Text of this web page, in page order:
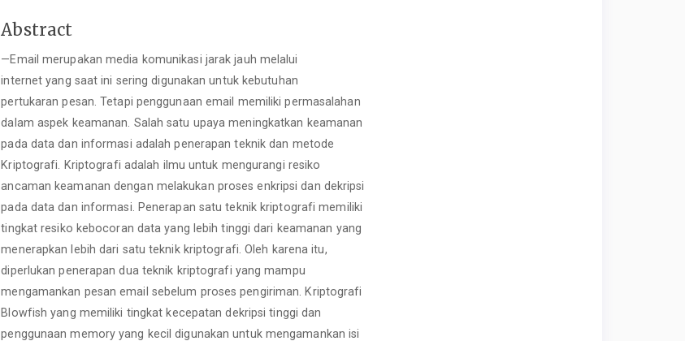
Main
Content
Abstract
—Email merupakan media komunikasi jarak jauh melalui
internet yang saat ini sering digunakan untuk kebutuhan
pertukaran pesan. Tetapi penggunaan email memiliki permasalahan
dalam aspek keamanan. Salah satu upaya meningkatkan keamanan
pada data dan informasi adalah penerapan teknik dan metode
Kriptografi. Kriptografi adalah ilmu untuk mengurangi resiko
ancaman keamanan dengan melakukan proses enkripsi dan dekripsi
pada data dan informasi. Penerapan satu teknik kriptografi memiliki
tingkat resiko kebocoran data yang lebih tinggi dari keamanan yang
menerapkan lebih dari satu teknik kriptografi. Oleh karena itu,
diperlukan penerapan dua teknik kriptografi yang mampu
mengamankan pesan email sebelum proses pengiriman. Kriptografi
Blowfish yang memiliki tingkat kecepatan dekripsi tinggi dan
penggunaan memory yang kecil digunakan untuk mengamankan isi